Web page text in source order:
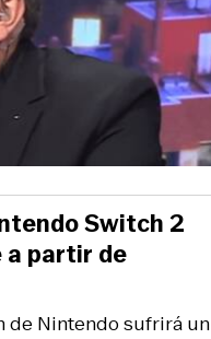
de Nintendo sufrirá un
Switch 2
a partir de